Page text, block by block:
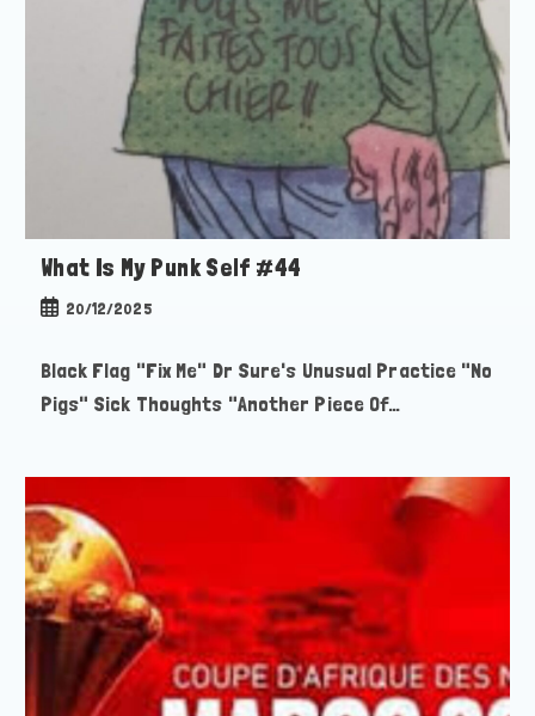
What Is My Punk Self #44
Publication
20/12/2025
Black Flag "Fix Me" Dr Sure's Unusual Practice "No
Pigs" Sick Thoughts "Another Piece Of…